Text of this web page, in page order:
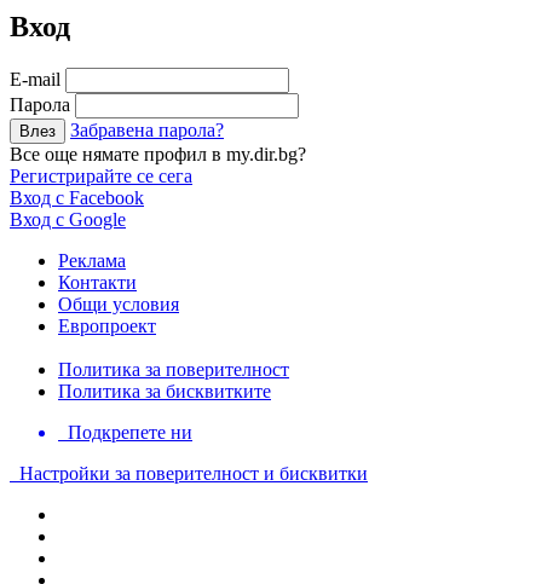
Вход
Е-mail
Парола
Забравена парола?
Все още нямате профил в my.dir.bg?
Регистрирайте се сега
Вход с Facebook
Вход с Google
Реклама
Контакти
Общи условия
Европроект
Политика за поверителност
Политика за бисквитките
Подкрепете ни
Настройки за поверителност и бисквитки